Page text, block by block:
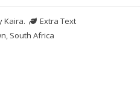
Kaira.
Extra Text
South Africa